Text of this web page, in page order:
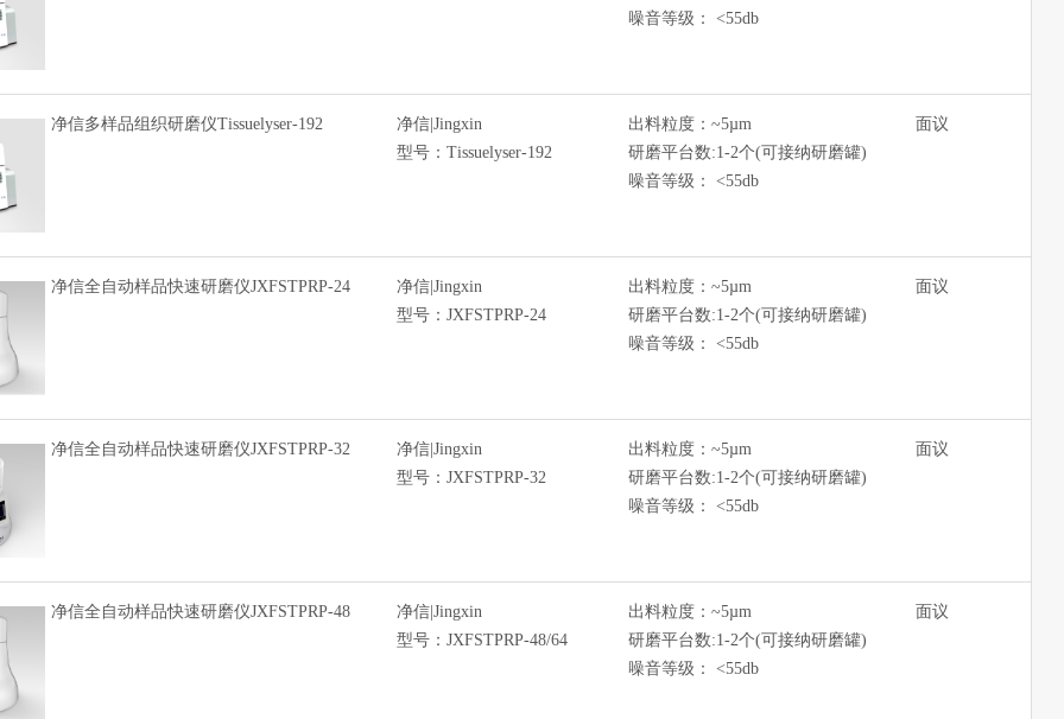
噪音等级： <55db
净信多样品组织研磨仪Tissuelyser-192
净信|Jingxin
型号：Tissuelyser-192
出料粒度：~5µm
研磨平台数:1-2个(可接纳研磨罐)
噪音等级： <55db
面议
净信全自动样品快速研磨仪JXFSTPRP-24
净信|Jingxin
型号：JXFSTPRP-24
出料粒度：~5µm
研磨平台数:1-2个(可接纳研磨罐)
噪音等级： <55db
面议
净信全自动样品快速研磨仪JXFSTPRP-32
净信|Jingxin
型号：JXFSTPRP-32
出料粒度：~5µm
研磨平台数:1-2个(可接纳研磨罐)
噪音等级： <55db
面议
净信全自动样品快速研磨仪JXFSTPRP-48
净信|Jingxin
型号：JXFSTPRP-48/64
出料粒度：~5µm
研磨平台数:1-2个(可接纳研磨罐)
噪音等级： <55db
面议